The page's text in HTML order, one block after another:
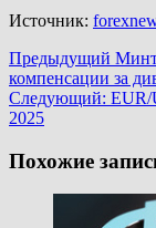
Источник:
Навигация
записи
Предыдущий
компенсации за
Следующий: EUR/
2025
Похожие